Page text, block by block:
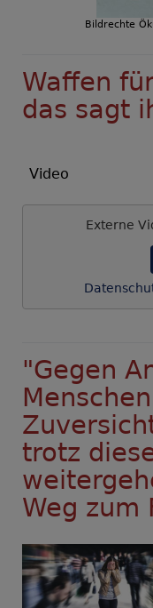
Bildrechte
Waffen
das sagt
Video
Externe
"Gegen
trotz
Weg zum